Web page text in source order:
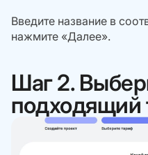
Введите название в
нажмите «Далее».
Шаг 2.
подходящий